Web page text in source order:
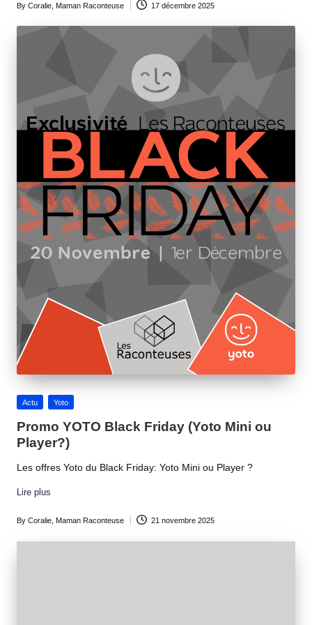
Posted
by
By Coralie, Maman Raconteuse 17 décembre 2025
Posted
Actu Yoto
Promo YOTO Black Friday (Yoto Mini ou
Player?)
Les offres Yoto du Black Friday: Yoto Mini ou Player ?
Lire plus
Posted
by
By Coralie, Maman Raconteuse 21 novembre 2025